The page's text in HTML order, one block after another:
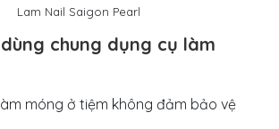
Lam Nail Saigon Pearl
chung dụng cụ làm
móng ở tiệm không đảm bảo vệ